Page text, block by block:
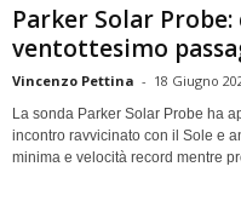
Parker Solar
ventottesimo
Vincenzo Pettina - 18 Giugno
La sonda Parker Solar Probe ha
incontro ravvicinato con il Sole e
minima e velocità record mentre